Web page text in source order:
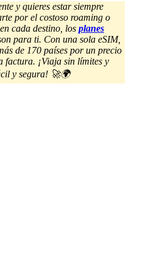
y quieres estar siempre
por el costoso roaming o
cada destino, los planes
para ti. Con una sola eSIM,
de 170 países por un precio
factura. ¡Viaja sin límites y
y segura! 🚀🌍